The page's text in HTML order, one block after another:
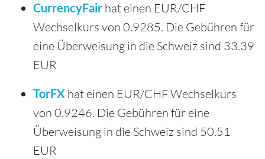
CurrencyFair hat einen EUR/CHF
Wechselkurs von 0.9285. Die Gebühren für
eine Überweisung in die Schweiz sind 33.39
EUR
TorFX hat einen EUR/CHF Wechselkurs
von 0.9246. Die Gebühren für eine
Überweisung in die Schweiz sind 50.51
EUR